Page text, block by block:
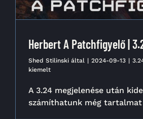
Herbert A Patchfigyelő |
Shed Stilinski által | 2024-09-13 |
kiemelt
A 3.24 megjelenése után
számíthatunk még tartalmat